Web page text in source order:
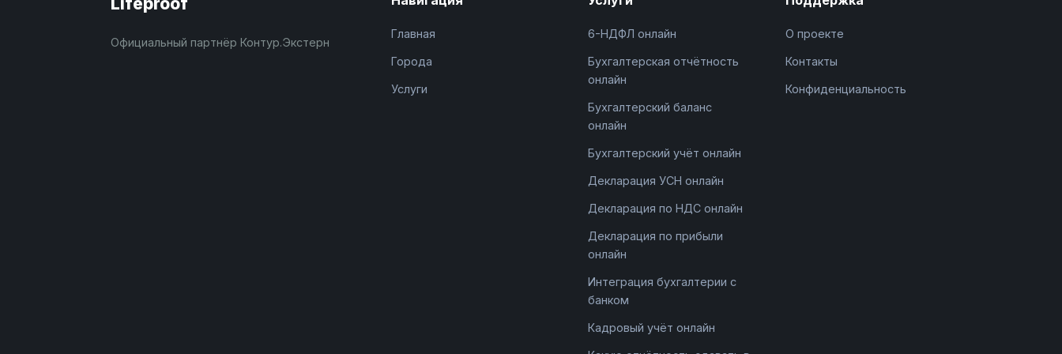
Официальный партнёр Контур.Экстерн
Главная
Города
Услуги
6-НДФЛ онлайн
Бухгалтерская отчётность
онлайн
Бухгалтерский баланс
онлайн
Бухгалтерский учёт онлайн
Декларация УСН онлайн
Декларация по НДС онлайн
Декларация по прибыли
онлайн
Интеграция бухгалтерии с
банком
Кадровый учёт онлайн
О проекте
Контакты
Конфиденциальность